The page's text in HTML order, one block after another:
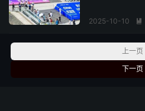
2025-10-10 
上一页
下一页